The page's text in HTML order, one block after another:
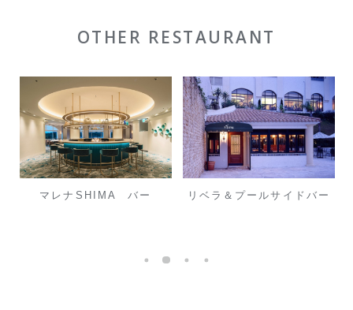
OTHER RESTAURANT
マレナSHIMA バー リベラ＆プールサイドバー